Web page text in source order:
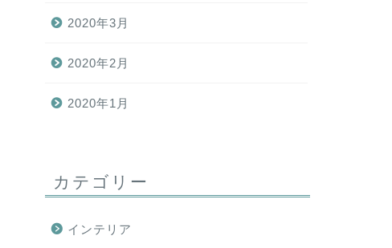
2020年3月
2020年2月
2020年1月
カテゴリー
インテリア